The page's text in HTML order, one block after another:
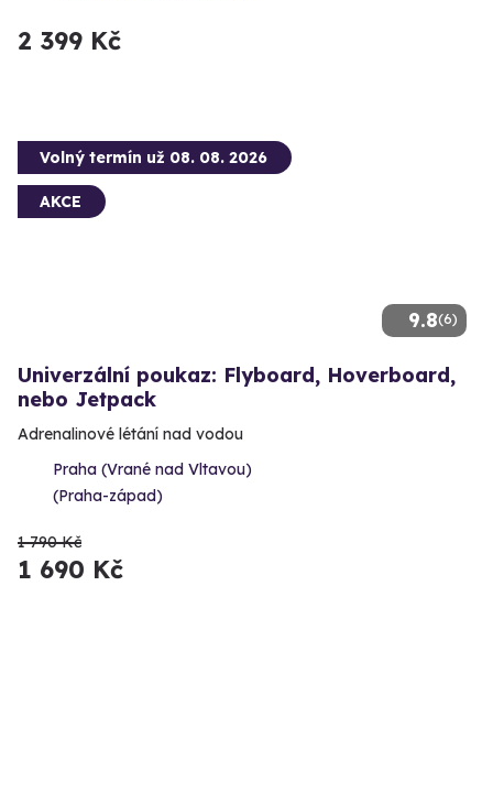
2 399 Kč
9.8(6)
Volný termín už 08. 08. 2026
AKCE
Univerzální poukaz: Flyboard, Hoverboard,
nebo Jetpack
Adrenalinové létání nad vodou
Praha (Vrané nad Vltavou)
(Praha-západ)
1 790 Kč
1 690 Kč